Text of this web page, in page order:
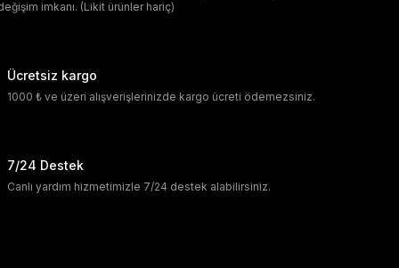
imkanı. (Likit ürünler hariç)
Ücretsiz kargo
1000 ₺ ve üzeri alışverişlerinizde kargo ücreti ödemezsiniz.
7/24 Destek
Canlı yardım hizmetimizle 7/24 destek alabilirsiniz.